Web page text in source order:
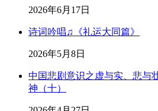
2026年6月17日
诗词吟唱♫《礼运大同篇》
2026年5月8日
中国悲剧意识之虚与实、悲与
神（十）